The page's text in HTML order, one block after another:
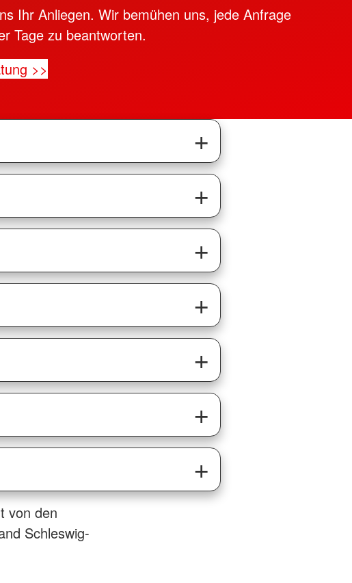
Ihr Anliegen. Wir bemühen uns, jede Anfrage
Tage zu beantworten.
>>
von den
Schleswig-